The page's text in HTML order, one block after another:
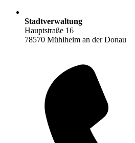
Stadtverwaltung
Hauptstraße 16
78570 Mühlheim an der Donau